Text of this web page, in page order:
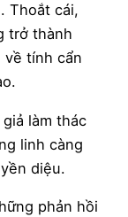
Thoắt cái,
trở thành
về tính cẩn
làm thác
linh càng
diệu.
phản hồi